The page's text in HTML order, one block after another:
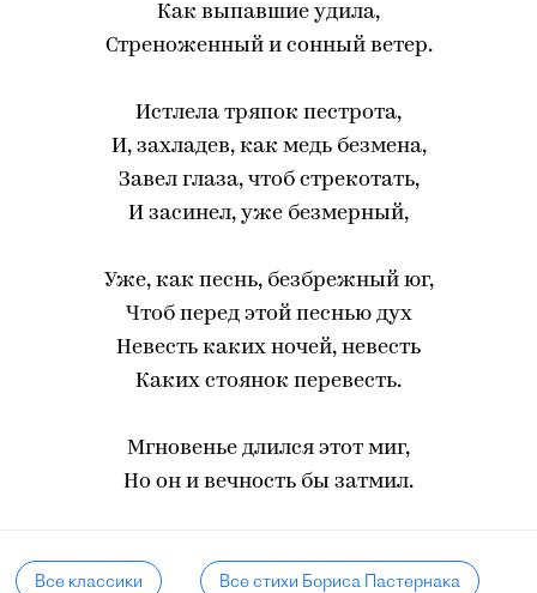
Как выпавшие удила,
Стреноженный и сонный ветер.
Истлела тряпок пестрота,
И, захладев, как медь безмена,
Завел глаза, чтоб стрекотать,
И засинел, уже безмерный,
Уже, как песнь, безбрежный юг,
Чтоб перед этой песнью дух
Невесть каких ночей, невесть
Каких стоянок перевесть.
Мгновенье длился этот миг,
Но он и вечность бы затмил.
Все классики Все стихи Бориса Пастернака